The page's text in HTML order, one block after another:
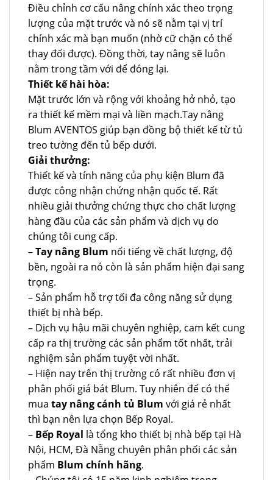
Điều chỉnh cơ cấu nâng chính xác theo trọng
lượng của mặt trước và nó sẽ nằm tại vị trí
chính xác mà bạn muốn (nhờ cữ chặn có thể
thay đổi được). Đồng thời, tay nâng sẽ luôn
nằm trong tầm với để đóng lại.
Thiết kế hài hòa:
Mặt trước lớn và rộng với khoảng hở nhỏ, tạo
ra thiết kế mềm mại và liền mạch.Tay nâng
Blum AVENTOS giúp bạn đồng bộ thiết kế từ tủ
treo tường đến tủ bếp dưới.
Giải thưởng:
Thiết kế và tính năng của phụ kiện Blum đã
được công nhận chứng nhận quốc tế. Rất
nhiều giải thưởng chứng thực cho chất lượng
hàng đầu của các sản phẩm và dịch vụ do
chúng tôi cung cấp.
–Tay nâng Blum nổi tiếng về chất lượng, độ
bền, ngoài ra nó còn là sản phẩm hiện đại sang
trọng.
– Sản phẩm hỗ trợ tối đa công năng sử dụng
thiết bị nhà bếp.
– Dịch vụ hậu mãi chuyên nghiệp, cam kết cung
cấp ra thị trường các sản phẩm tốt nhất, trải
nghiệm sản phẩm tuyệt vời nhất.
– Hiện nay trên thị trường có rất nhiều đơn vị
phân phối giá bát Blum. Tuy nhiên để có thể
mua tay nâng cánh tủ Blum với giá rẻ nhất
thì bạn nên lựa chọn Bếp Royal.
– Bếp Royal là tổng kho thiết bị nhà bếp tại Hà
Nội, HCM, Đà Nẵng chuyên phân phối các sản
phẩm Blum chính hãng.